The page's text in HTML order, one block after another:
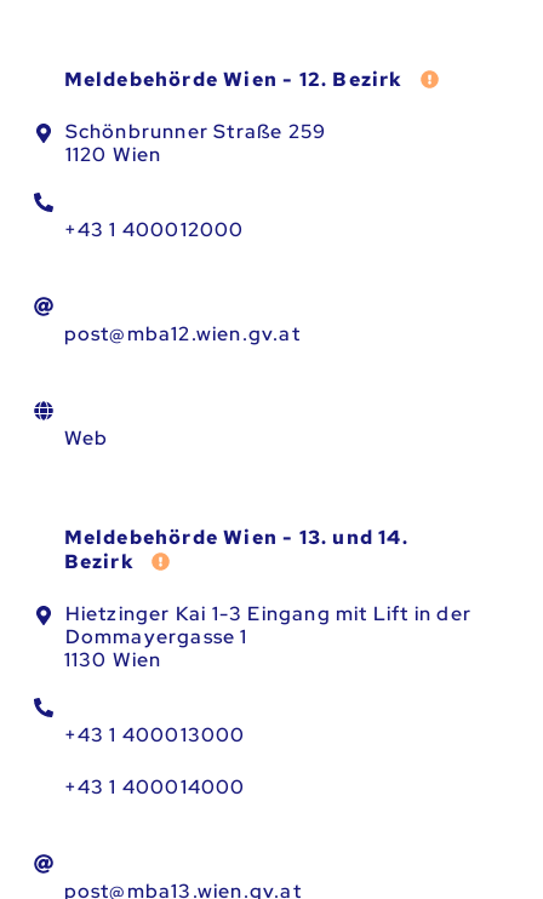
Meldebehörde Wien - 12. Bezirk Fehler
Schönbrunner Straße 259
1120 Wien
+43 1 400012000
post@mba12.wien.gv.at
Web
Meldebehörde Wien - 13. und 14.
Bezirk
Fehler melden
Hietzinger Kai 1-3 Eingang mit Lift in der
Dommayergasse 1
1130 Wien
+43 1 400013000
+43 1 400014000
post@mba13.wien.gv.at